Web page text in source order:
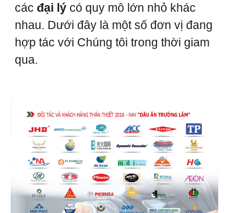
các đại lý có quy mô lớn nhỏ khác
nhau. Dưới đây là một số đơn vị đang
hợp tác với Chúng tôi trong thời giam
qua.